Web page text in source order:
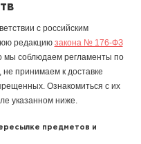
с российским
редакцию закона № 176-ФЗ
мы соблюдаем регламенты по
принимаем к доставке
Ознакомиться с их
указанном ниже.
предметов и